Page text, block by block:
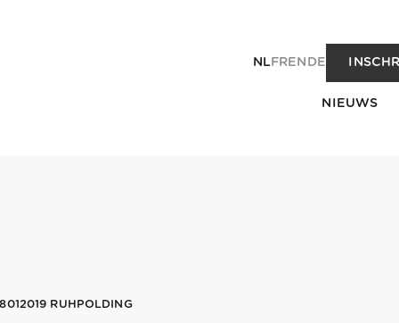
NLFREN DE
NIEUWS
RUHPOLDING